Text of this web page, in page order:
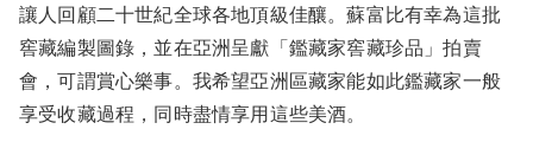
讓人回顧二十世紀全球各地頂級佳釀。蘇富比有幸為這批
窖藏編製圖錄，並在亞洲呈獻「鑑藏家窖藏珍品」拍賣
會，可謂賞心樂事。我希望亞洲區藏家能如此鑑藏家一般
享受收藏過程，同時盡情享用這些美酒。